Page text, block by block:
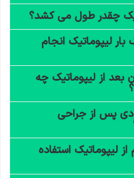
چقدر طول می کشد؟
لیپوماتیک انجام
از لیپوماتیک چه
پس از جراحی
لیپوماتیک استفاده